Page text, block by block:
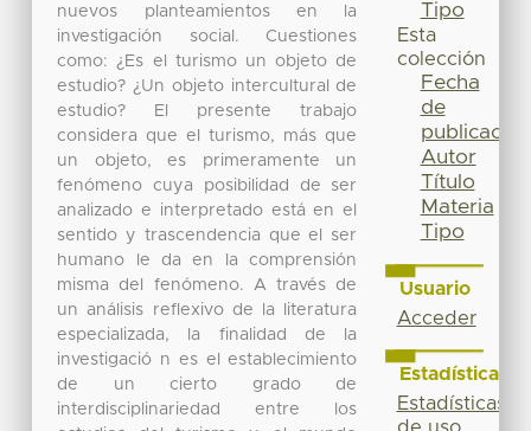
nuevos planteamientos en la
investigación social. Cuestiones
como: ¿Es el turismo un objeto de
estudio? ¿Un objeto intercultural de
estudio? El presente trabajo
considera que el turismo, más que
un objeto, es primeramente un
fenómeno cuya posibilidad de ser
analizado e interpretado está en el
sentido y trascendencia que el ser
humano le da en la comprensión
misma del fenómeno. A través de
un análisis reflexivo de la literatura
especializada, la finalidad de la
investigació n es el establecimiento
de un cierto grado de
interdisciplinariedad entre los
Tipo
Esta
colección
Fecha
de
publicación
Autor
Título
Materia
Tipo
Usuario
Acceder
Estadísticas
Estadísticas